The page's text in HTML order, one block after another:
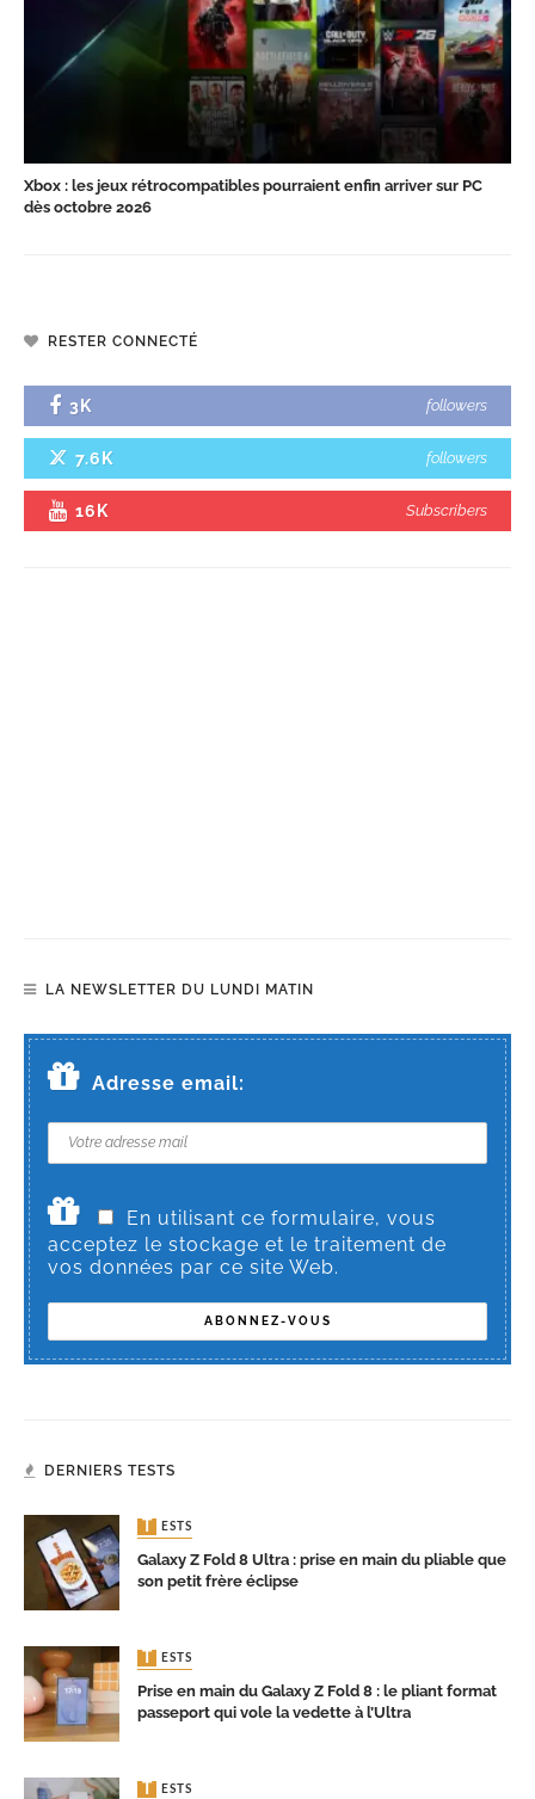
Xbox : les jeux rétrocompatibles pourraient enfin arriver sur PC
dès octobre 2026
RESTER CONNECTÉ
3K followers
7.6K followers
16K Subscribers
LA NEWSLETTER DU LUNDI MATIN
Adresse email:
En utilisant ce formulaire, vous
acceptez le stockage et le traitement de
vos données par ce site Web.
DERNIERS TESTS
TESTS
Galaxy Z Fold 8 Ultra : prise en main du pliable que
son petit frère éclipse
TESTS
Prise en main du Galaxy Z Fold 8 : le pliant format
passeport qui vole la vedette à l’Ultra
TESTS